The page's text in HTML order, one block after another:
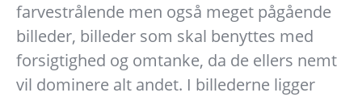
farvestrålende men også meget pågående
billeder, billeder som skal benyttes med
forsigtighed og omtanke, da de ellers nemt
vil dominere alt andet. I billederne ligger